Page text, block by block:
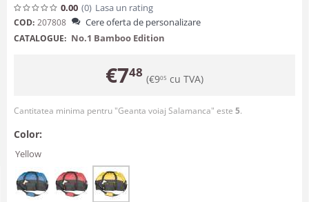
0.00 (0) Lasa un rating
COD: 207808 Cere oferta de personalizare
CATALOGUE: No.1 Bamboo Edition
€748 (€905 cu TVA)
Cantitatea minima pentru "Geanta voiaj Salamanca" este 5.
Color:
Yellow